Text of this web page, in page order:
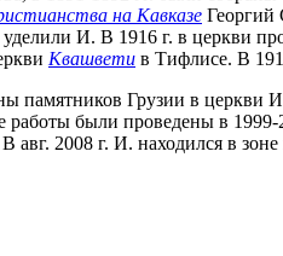
на Кавказе Георгий
И. В 1916 г. в церкви
Квашвети в Тифлисе. В
памятников Грузии в церкви
работы были проведены в
авг. 2008 г. И. находился в